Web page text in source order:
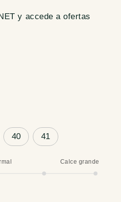
y accede a ofertas
40 41
Calce grande